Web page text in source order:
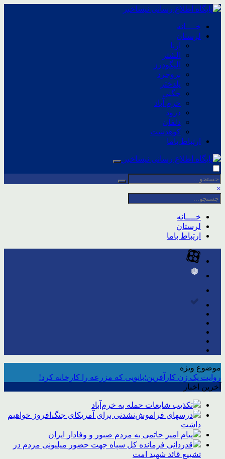
خــــانه
لرستان
ازنا
الشتر
الیگودرز
بروجرد
پلدختر
چگنی
خرم آباد
درود
دلفان
کوهدشت
ارتباط باما
×
خــــانه
لرستان
ارتباط باما
موضوع ویژه
روایت یک زن کارآفرین؛بانویی که مزرعه را کارخانه کرد!
آخرین اخبار
تکذیب شایعات حمله به خرم‌آباد
درسهای فراموش‌نشدنی برای آمریکای جنگ‌افروز خواهیم
داشت
پیام امیر حاتمی به مردم صبور و وفادار ایران
قدردانی فرمانده کل سپاه جهت حضور میلیونی مردم در
تشییع قائد شهید امت